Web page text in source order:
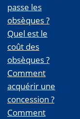
passe les
obsèques ?
Quel est le
coût des
obsèques ?
Comment
acquérir une
concession ?
Comment